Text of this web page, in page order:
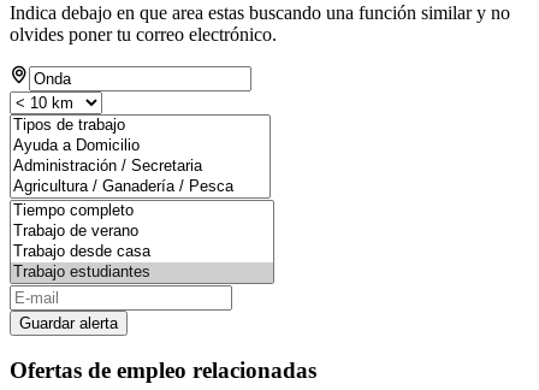
Indica debajo en que area estas buscando una función similar y no
olvides poner tu correo electrónico.
Guardar alerta
Ofertas de empleo relacionadas